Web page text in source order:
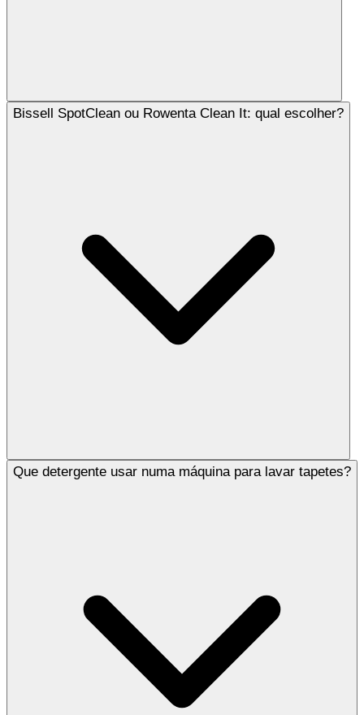
Bissell SpotClean ou Rowenta Clean It: qual escolher?
Que detergente usar numa máquina para lavar tapetes?